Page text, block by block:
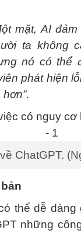
mặt, AI
ta không
nó có thể
phát hiện
ChatGPT.
thể dễ
những